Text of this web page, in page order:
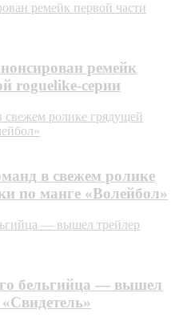
ремейк первой части
ремейк
roguelike-серии
свежем ролике грядущей
в свежем ролике
по манге «Волейбол»
— вышел трейлер
бельгийца — вышел